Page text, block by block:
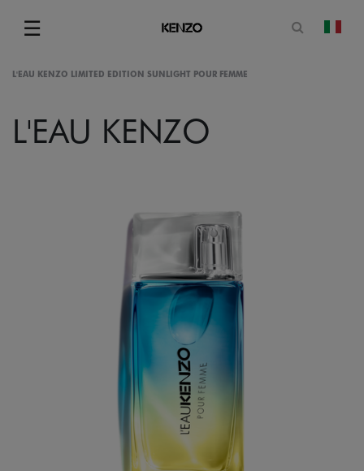
☰
Menu
Apri il
L'EAU KENZO LIMITED EDITION SUNLIGHT POUR FEMME
L'EAU KENZO